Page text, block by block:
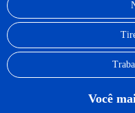
Você